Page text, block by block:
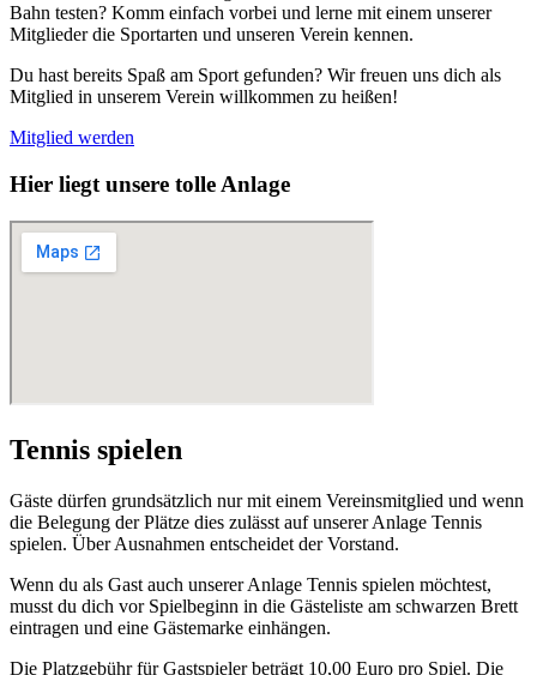
Bahn testen? Komm einfach vorbei und lerne mit einem unserer
Mitglieder die Sportarten und unseren Verein kennen.
Du hast bereits Spaß am Sport gefunden? Wir freuen uns dich als
Mitglied in unserem Verein willkommen zu heißen!
Mitglied werden
Hier liegt unsere tolle Anlage
Tennis spielen
Gäste dürfen grundsätzlich nur mit einem Vereinsmitglied und wenn
die Belegung der Plätze dies zulässt auf unserer Anlage Tennis
spielen. Über Ausnahmen entscheidet der Vorstand.
Wenn du als Gast auch unserer Anlage Tennis spielen möchtest,
musst du dich vor Spielbeginn in die Gästeliste am schwarzen Brett
eintragen und eine Gästemarke einhängen.
Die Platzgebühr für Gastspieler beträgt 10,00 Euro pro Spiel. Die